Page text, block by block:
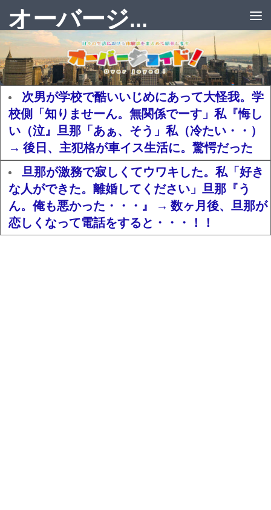
オーバージョイド！
次男が学校で酷いいじめにあって大怪我。学
校側「知りませーん。無関係でーす」私『悔し
い（泣』旦那「あぁ、そう」私（冷たい・・）
→ 後日、主犯格が車イス生活に。驚愕だった
旦那が激務で寂しくてウワキした。私「好き
な人ができた。離婚してください」旦那『う
ん。俺も悪かった・・・』 → 数ヶ月後、旦那が
恋しくなって電話をすると・・・！！